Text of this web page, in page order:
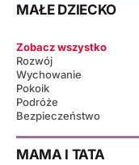
MAŁE DZIECKO
Zobacz wszystko
Rozwój
Wychowanie
Pokoik
Podróże
Bezpieczeństwo
MAMA I TATA